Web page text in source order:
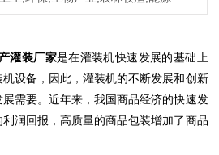
灌装厂家是在灌装机快速发展的基础上
设备，因此，灌装机的不断发展和创新
需要。近年来，我国商品经济的快速发
润回报，高质量的商品包装增加了商品